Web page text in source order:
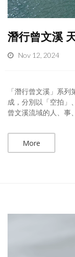
潛行曾文溪
Nov 12, 2024
「潛行曾文溪」系
成，分別以「空拍」
曾文溪流域的人、事
More